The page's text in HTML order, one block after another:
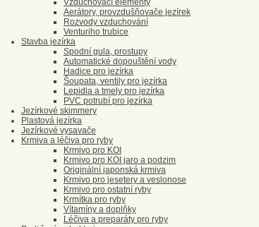
Vzduchovací elementy
Aerátory, provzdušňovače jezírek
Rozvody vzduchování
Venturiho trubice
Stavba jezírka
Spodní gula, prostupy
Automatické dopouštění vody
Hadice pro jezírka
Šoupata, ventily pro jezírka
Lepidla a tmely pro jezírka
PVC potrubí pro jezírka
Jezírkové skimmery
Plastová jezírka
Jezírkové vysavače
Krmiva a léčiva pro ryby
Krmivo pro KOI
Krmivo pro KOI jaro a podzim
Originální japonská krmiva
Krmivo pro jesetery a veslonose
Krmivo pro ostatní ryby
Krmítka pro ryby
Vítamíny a doplňky
Léčiva a preparáty pro ryby